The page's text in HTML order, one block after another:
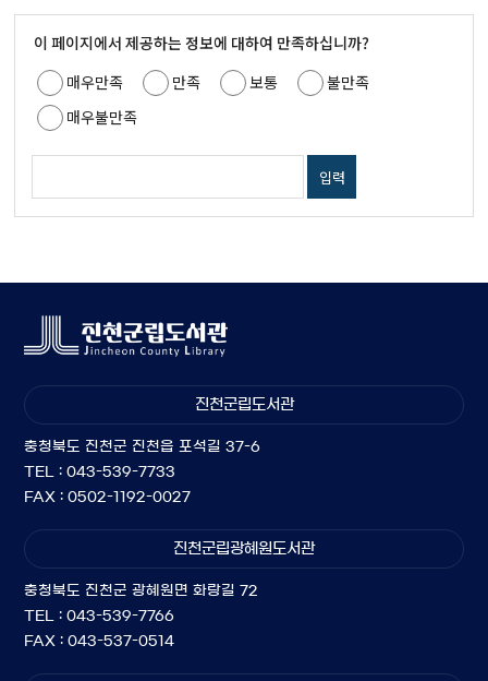
이 페이지에서 제공하는 정보에 대하여 만족하십니까?
매우만족
만족 보통
불만족
매우불만족
진천군립도서관
충청북도 진천군 진천읍 포석길 37-6
TEL : 043-539-7733
FAX : 0502-1192-0027
진천군립광혜원도서관
충청북도 진천군 광혜원면 화랑길 72
TEL : 043-539-7766
FAX : 043-537-0514